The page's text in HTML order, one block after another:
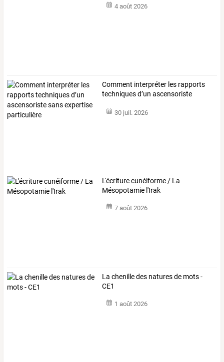
4 août 2026
Comment interpréter les rapports
techniquesd’un ascensoriste
30 juil. 2026
L'écriture cunéiforme / La
Mésopotamie l'Irak
7 août 2026
La chenille des natures de mots -
CE1
1 août 2026